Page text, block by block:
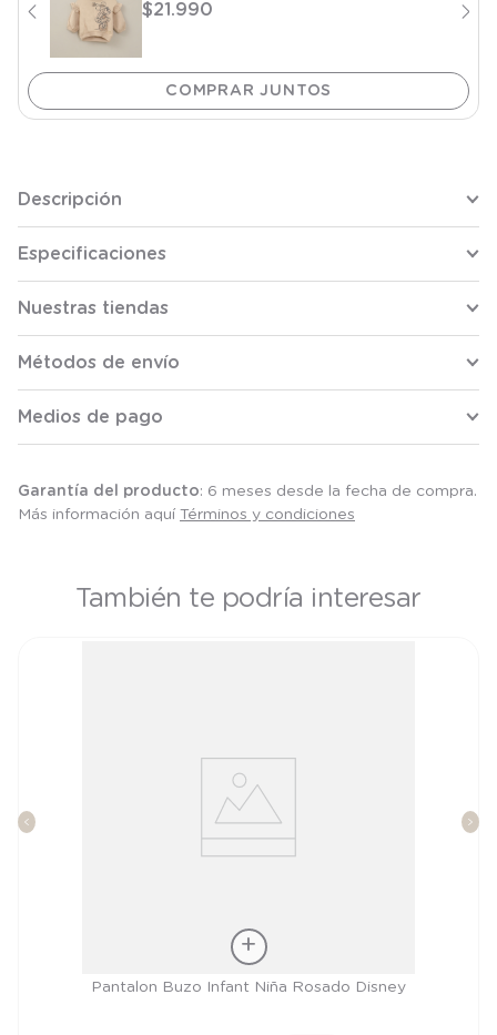
$21.990
Descripción
Especificaciones
Nuestras tiendas
Métodos de envío
Medios de pago
Garantía del producto: 6 meses desde la fecha de compra.
Más información aquí Términos y condiciones
También te podría interesar
Pantalon Buzo Infant Niña Rosado Disney